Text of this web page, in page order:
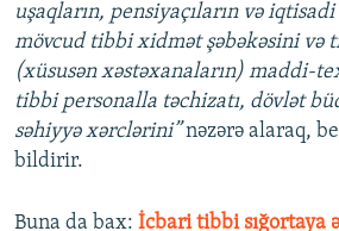
uşaqların, pensiyaçıların və
mövcud tibbi xidmət şəbəkəsini və
(xüsusən xəstəxanaların) maddi-
tibbi personalla təchizatı, dövlət
səhiyyə xərclərini”nəzərə alaraq,
bildirir.
Buna da bax:​ İcbari tibbi sığortaya